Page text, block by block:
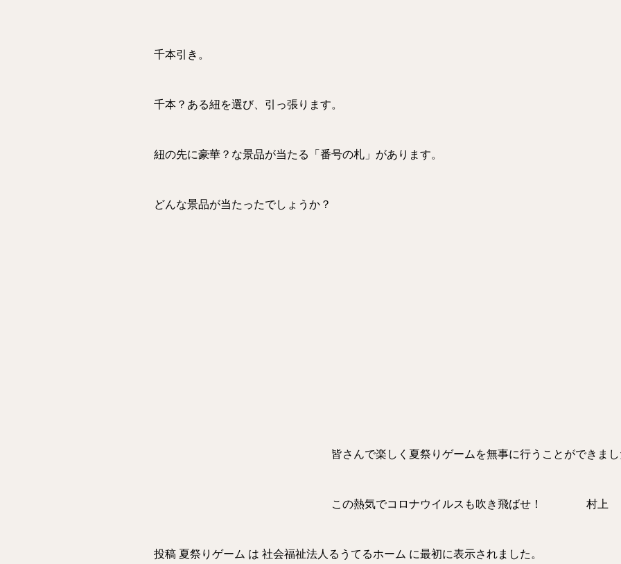
千本引き。
千本？ある紐を選び、引っ張ります。
紐の先に豪華？な景品が当たる「番号の札」があります。
どんな景品が当たったでしょうか？
皆さんで楽しく夏祭りゲームを無事に行うことができまし
この熱気でコロナウイルスも吹き飛ばせ！ 村上
投稿 夏祭りゲーム は 社会福祉法人るうてるホーム に最初に表示されました。